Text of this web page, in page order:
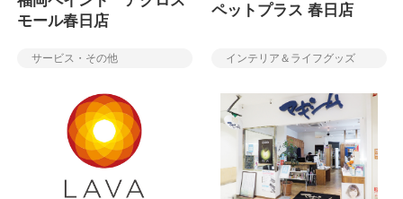
モール春日店
サービス・その他
ペットプラス 春日店
インテリア＆ライフグッズ